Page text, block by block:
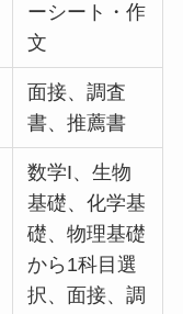
ーシート・作
文
面接、調査
書、推薦書
数学I、生物
基礎、化学基
礎、物理基礎
から1科目選
択、面接、調